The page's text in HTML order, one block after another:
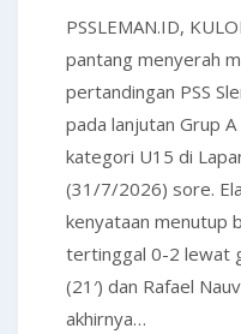
PSSLEMAN.ID,
pantang menyerah
pertandingan PSS
pada lanjutan Grup
kategori U15 di
(31/7/2026) sore.
kenyataan menutup
tertinggal 0-2 lewat
(21′) dan Rafael
akhirnya…